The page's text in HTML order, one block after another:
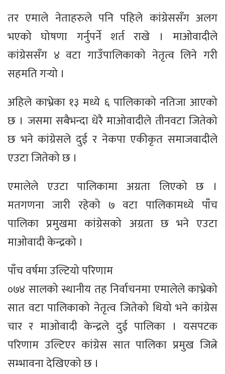
तर एमाले नेताहरुले पनि पहिले कांग्रेससँग अलग
भएको घोषणा गर्नुपर्ने शर्त राखे । माओवादीले
कांग्रेससँग ४ वटा गाउँपालिकाको नेतृत्व लिने गरी
सहमति गर्‍यो ।
अहिले काभ्रेका १३ मध्ये ६ पालिकाको नतिजा आएको
छ । जसमा सबैभन्दा धेरै माओवादीले तीनवटा जितेको
छ भने कांग्रेसले दुई र नेकपा एकीकृत समाजवादीले
एउटा जितेको छ ।
एमालेले एउटा पालिकामा अग्रता लिएको छ ।
मतगणना जारी रहेको ७ वटा पालिकामध्ये पाँच
पालिका प्रमुखमा कांग्रेसको अग्रता छ भने एउटा
माओवादी केन्द्रको ।
पाँच वर्षमा उल्टियो परिणाम
०७४ सालको स्थानीय तह निर्वाचनमा एमालेले काभ्रेको
सात वटा पालिकाको नेतृत्व जितेको थियो भने कांग्रेस
चार र माओवादी केन्द्रले दुई पालिका । यसपटक
परिणाम उल्टिएर कांग्रेस सात पालिका प्रमुख जित्ने
सम्भावना देखिएको छ ।